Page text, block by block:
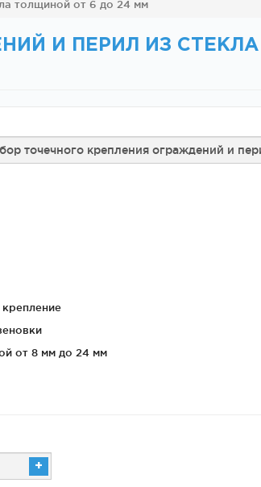
толщиной от 6 до 24 мм
И ПЕРИЛ ИЗ СТЕКЛА
крепление
от 8 мм до 24 мм
+